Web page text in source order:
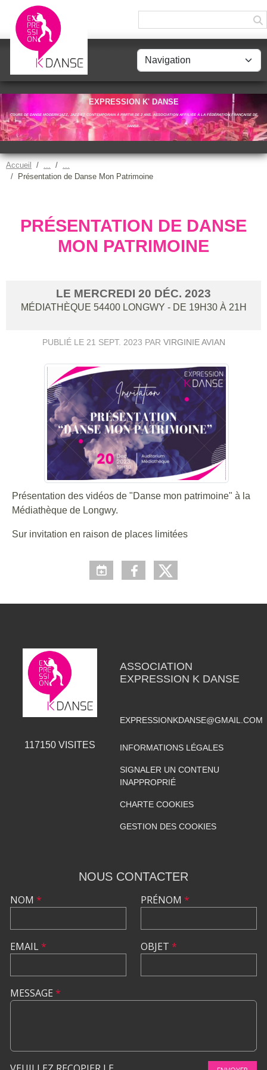
EXPRESSION K' DANSE
COURS DE DANSE MODERN'JAZZ, JAZZ ET CONTEMPORAIN À PARTIR DE 2 ANS. ASSOCIATION AFFILIÉE À LA FÉDÉRATION FRANÇAISE DE
DANSE.
Accueil
Présentation de Danse Mon Patrimoine
PRÉSENTATION DE DANSE
MON PATRIMOINE
LE MERCREDI 20 DÉC. 2023
MÉDIATHÈQUE 54400 LONGWY - DE 19H30 À 21H
PUBLIÉ LE 21 SEPT. 2023 PAR VIRGINIE AVIAN
Présentation des vidéos de "Danse mon patrimoine" à la
Médiathèque de Longwy.
Sur invitation en raison de places limitées
117150VISITES
ASSOCIATION
EXPRESSION K DANSE
EXPRESSIONKDANSE@GMAIL.COM
INFORMATIONS LÉGALES
SIGNALER UN CONTENU
INAPPROPRIÉ
CHARTE COOKIES
GESTION DES COOKIES
NOUS CONTACTER
NOM *
EMAIL*
PRÉNOM *
OBJET *
MESSAGE *
Panneau de gestion des cookies